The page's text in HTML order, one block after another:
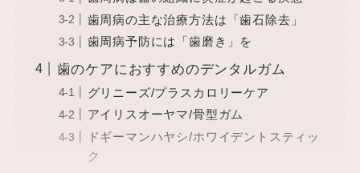
歯周病の主な治療方法は「歯石除去」
歯周病予防には「歯磨き」を
歯のケアにおすすめのデンタルガム
グリニーズ/プラスカロリーケア
アイリスオーヤマ/骨型ガム
ドギーマンハヤシ/ホワイデントスティッ
ク